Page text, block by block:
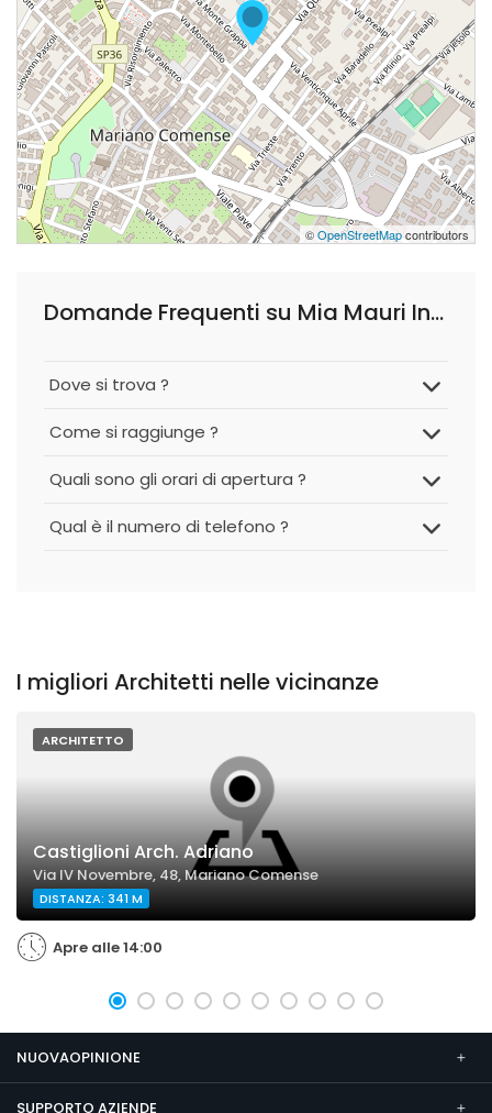
©OpenStreetMapcontributors
Domande Frequenti su Mia Mauri Ingegneria e Architettura
Dove si trova ?
Come si raggiunge ?
Quali sono gli orari di apertura ?
Qual è il numero di telefono ?
I migliori Architetti nelle vicinanze
ARCHITETTO
Castiglioni Arch. Adriano
Via IV Novembre, 48, Mariano Comense
DISTANZA: 341 M
Apre alle 14:00
NUOVAOPINIONE
SUPPORTO AZIENDE